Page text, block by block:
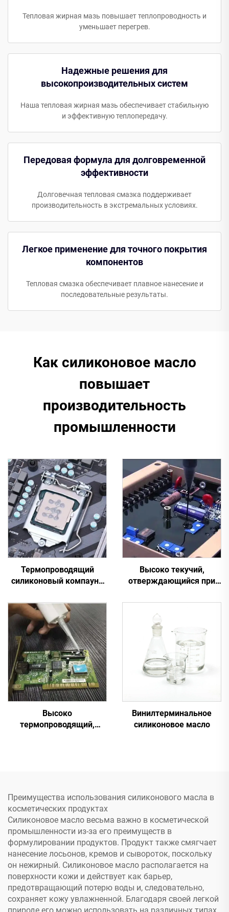
Тепловая жирная мазь повышает теплопроводность и
уменьшает перегрев.
Надежные решения для
высокопроизводительных систем
Наша тепловая жирная мазь обеспечивает стабильную
и эффективную теплопередачу.
Передовая формула для долговременной
эффективности
Долговечная тепловая смазка поддерживает
производительность в экстремальных условиях.
Легкое применение для точного покрытия
компонентов
Тепловая смазка обеспечивает плавное нанесение и
последовательные результаты.
Как силиконовое масло
повышает
производительность
промышленности
Термопроводящий
силиконовый компаунд
деталей C-628
Высоко текучий,
отверждающийся при
силиконовый герметик
Высоко
термопроводящий,
Винилтерминальное
силиконовое масло
Преимущества использования силиконового масла в
косметических продуктах
Силиконовое масло весьма важно в косметической
промышленности из-за его преимуществ в
формулировании продуктов. Продукт также смягчает
нанесение лосьонов, кремов и сывороток, поскольку
он нежирный. Силиконовое масло располагается на
поверхности кожи и действует как барьер,
предотвращающий потерю воды и, следовательно,
сохраняет кожу увлажненной. Благодаря своей легкой